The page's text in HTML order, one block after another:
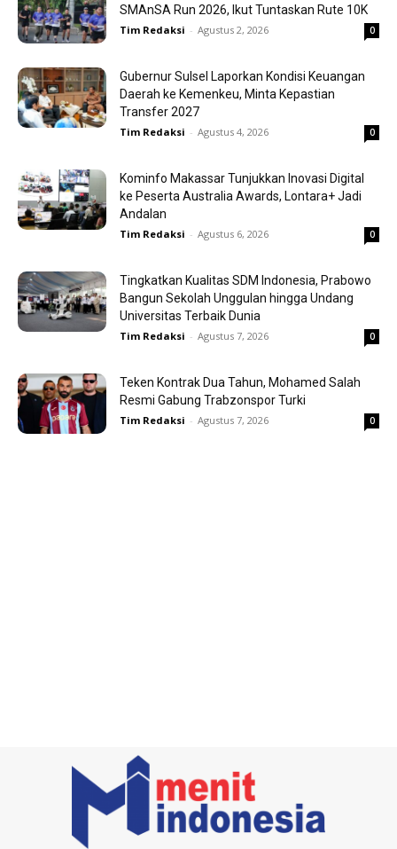
SMAnSA Run 2026, Ikut Tuntaskan Rute 10K
Tim Redaksi - Agustus 2, 2026 0
Gubernur Sulsel Laporkan Kondisi Keuangan
Daerah ke Kemenkeu, Minta Kepastian
Transfer 2027
Tim Redaksi - Agustus 4, 2026 0
Kominfo Makassar Tunjukkan Inovasi Digital
ke Peserta Australia Awards, Lontara+ Jadi
Andalan
Tim Redaksi - Agustus 6, 2026 0
Tingkatkan Kualitas SDM Indonesia, Prabowo
Bangun Sekolah Unggulan hingga Undang
Universitas Terbaik Dunia
Tim Redaksi - Agustus 7, 2026 0
Teken Kontrak Dua Tahun, Mohamed Salah
Resmi Gabung Trabzonspor Turki
Tim Redaksi - Agustus 7, 2026 0